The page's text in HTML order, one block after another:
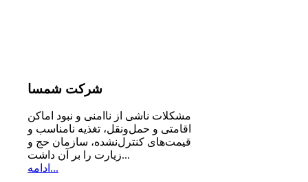
شرکت شمسا
مشكلات ناشی از ناامنی و نبود اماكن
اقامتی و حمل‌ونقل، تغذیه‌ نامناسب و
قیمت‌های كنترل‌نشده، سازمان حج و
زیارت را بر آن داشت...
ادامه...